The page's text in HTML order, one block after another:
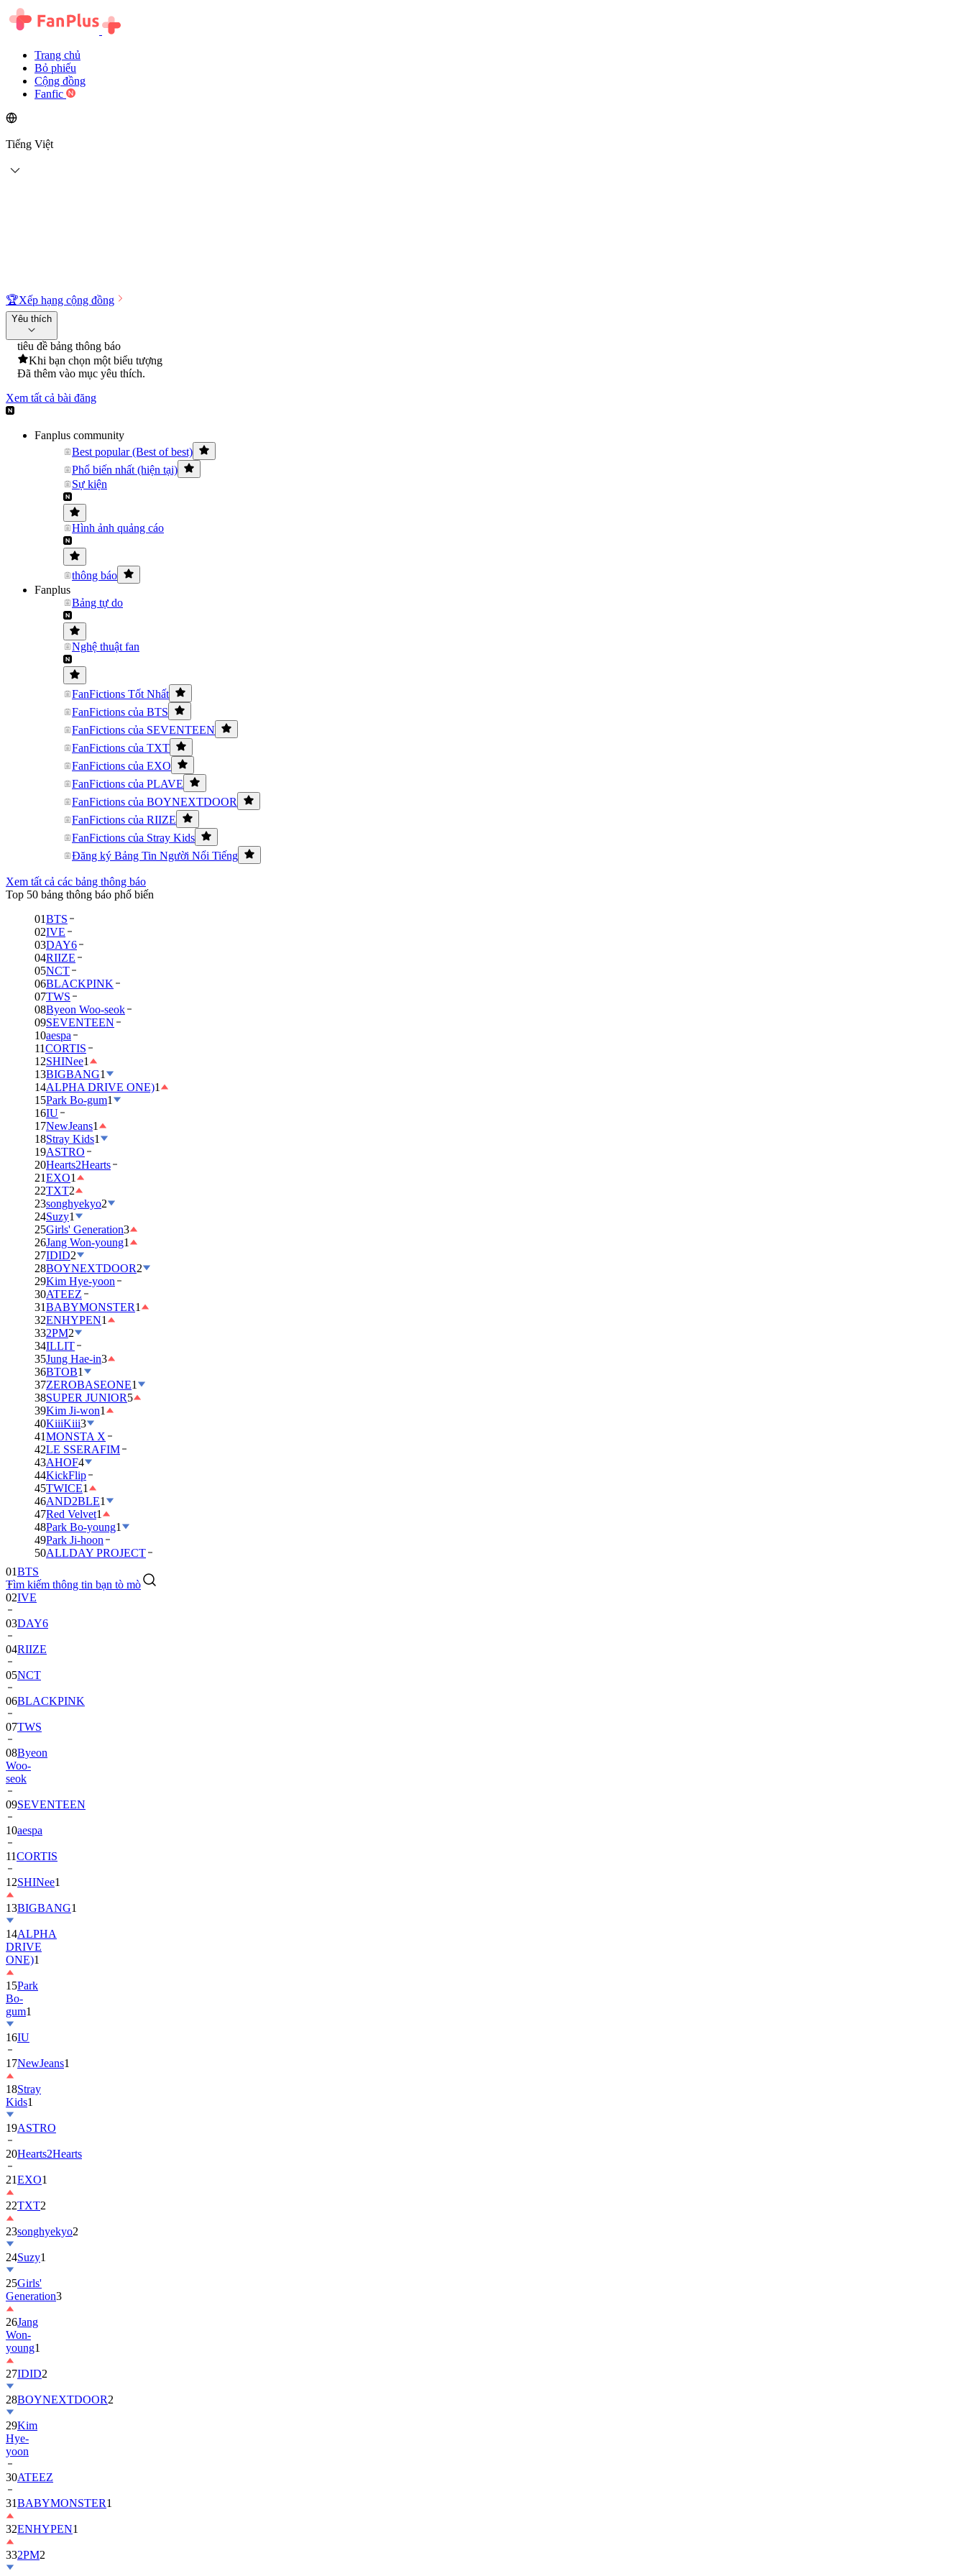
Trang chủ
Bỏ phiếu
Cộng đồng
Fanfic
Tiếng Việt
🏆Xếp hạng cộng đồng
Yêu thích
tiêu đề bảng thông báo
Khi bạn chọn một biểu tượng
Đã thêm vào mục yêu thích.
Xem tất cả bài đăng
Fanplus community
Best popular (Best of best)
Phổ biến nhất (hiện tại)
Sự kiện
Hình ảnh quảng cáo
thông báo
Fanplus
Bảng tự do
Nghệ thuật fan
FanFictions Tốt Nhất
FanFictions của BTS
FanFictions của SEVENTEEN
FanFictions của TXT
FanFictions của EXO
FanFictions của PLAVE
FanFictions của BOYNEXTDOOR
FanFictions của RIIZE
FanFictions của Stray Kids
Đăng ký Bảng Tin Người Nổi Tiếng
Xem tất cả các bảng thông báo
Top 50 bảng thông báo phổ biến
01BTS
02IVE
03DAY6
04RIIZE
05NCT
06BLACKPINK
07TWS
08Byeon Woo-seok
09SEVENTEEN
10aespa
11CORTIS
12SHINee1
13BIGBANG1
14ALPHA DRIVE ONE)1
15Park Bo-gum1
16IU
17NewJeans1
18Stray Kids1
19ASTRO
20Hearts2Hearts
21EXO1
22TXT2
23songhyekyo2
24Suzy1
25Girls' Generation3
26Jang Won-young1
27IDID2
28BOYNEXTDOOR2
29Kim Hye-yoon
30ATEEZ
31BABYMONSTER1
32ENHYPEN1
332PM2
34ILLIT
35Jung Hae-in3
36BTOB1
37ZEROBASEONE1
38SUPER JUNIOR5
39Kim Ji-won1
40KiiiKiii3
41MONSTA X
42LE SSERAFIM
43AHOF4
44KickFlip
45TWICE1
46AND2BLE1
47Red Velvet1
48Park Bo-young1
49Park Ji-hoon
50ALLDAY PROJECT
Tìm kiếm thông tin bạn tò mò
BTS
02IVE
03DAY6
04RIIZE
05NCT
06BLACKPINK
07TWS
08Byeon
Woo-
seok
09SEVENTEEN
10aespa
11CORTIS
12SHINee1
13BIGBANG
14ALPHA
DRIVE
ONE)1
15Park
Bo-
gum1
16IU
17NewJeans
18Stray
Kids
19ASTRO
20Hearts2Hearts
21EXO1
22TXT2
23songhyekyo
24Suzy1
25Girls'
Generation
26Jang
Won-
young1
27IDID
28BOYNEXTDOOR
29Kim
Hye-
yoon
30ATEEZ
31BABYMONSTER
32ENHYPEN1
332PM2
34ILLIT